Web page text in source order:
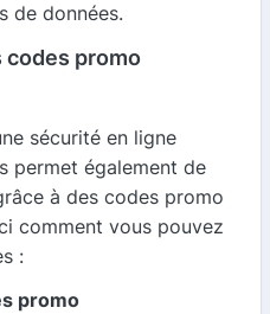
de données.
codes promo
sécurité en ligne
permet également de
à des codes promo
comment vous pouvez
:
promo